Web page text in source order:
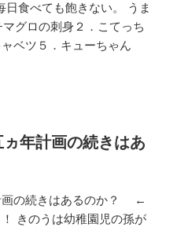
日食べても飽きない。 うま
グロの刺身２．こてっち
ベツ５．キューちゃん
年計画の続きはあ
画の続きはあるのか？ ←
きのうは幼稚園児の孫が